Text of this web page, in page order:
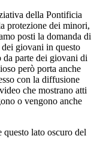
della Pontificia
protezione dei minori,
posti la domanda di
dei giovani in questo
da parte dei giovani di
però porta anche
con la diffusione
che mostrano atti
o vengono anche
questo lato oscuro del